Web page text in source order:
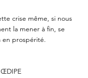
crise même, si nous
la mener à fin, se
en prospérité.
ŒDIPE